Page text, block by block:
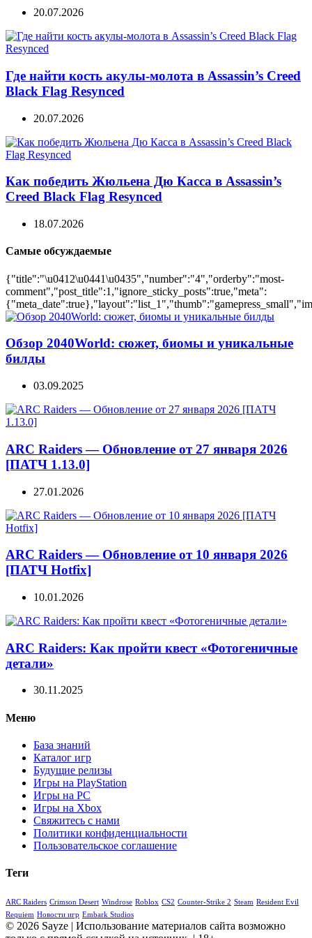
20.07.2026
Где найти кость акулы-молота в Assassin’s Creed
Black Flag Resynced
20.07.2026
Как победить Жюльена Дю Касса в Assassin’s
Creed Black Flag Resynced
18.07.2026
Самые обсуждаемые
{"title":"\u0412\u0441\u0435","number":"4","orderby":"most-
comment","post_title":1,"ignore_sticky_posts":true,"meta":
Обзор 2040World: сюжет, биомы и уникальные
билды
03.09.2025
ARC Raiders — Обновление от 27 января 2026
[ПАТЧ 1.13.0]
27.01.2026
ARC Raiders — Обновление от 10 января 2026
[ПАТЧ Hotfix]
10.01.2026
ARC Raiders: Как пройти квест «Фотогеничные
детали»
30.11.2025
Меню
База знаний
Каталог игр
Будущие релизы
Игры на PlayStation
Игры на PC
Игры на Xbox
Свяжитесь с нами
Политики конфиденциальности
Пользовательское соглашение
Теги
ARC Raiders Crimson Desert Windrose Roblox CS2 Counter-Strike 2 Steam Resident Evil
Requiem Новости игр Embark Studios
© 2026 Sayze | Использование материалов сайта возможно